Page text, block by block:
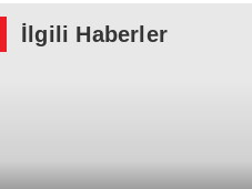
İlgili Haberler